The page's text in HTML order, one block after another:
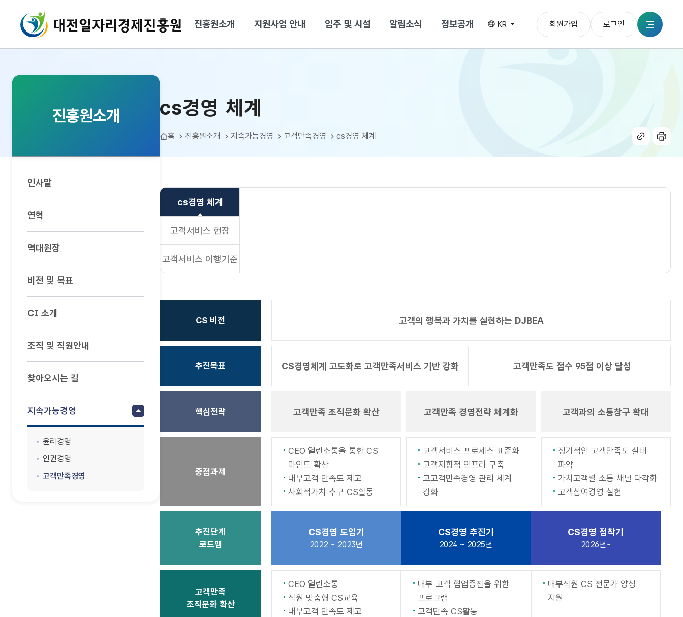
대전일자리경제진흥원 진흥원소개 지원사업 안내 입주 및 시설 알림소식 정보공개 KR 회원가입 로그인
전체메뉴
진흥원소개
인사말
연혁
역대원장
비전 및 목표
CI 소개
조직 및 직원안내
찾아오시는 길
지속가능경영
윤리경영
인권경영
고객만족경영
cs경영 체계
홈 진흥원소개 지속가능경영 고객만족경영 cs경영 체계
cs경영 체계
고객서비스 헌장
고객서비스 이행기준
CS 비전 고객의 행복과 가치를 실현하는 DJBEA
추진목표 CS경영체계 고도화로 고객만족서비스 기반 강화 고객만족도 점수 95점 이상 달성
핵심전략 고객만족 조직문화 확산 고객만족 경영전략 체계화 고객과의 소통창구 확대
중점과제
CEO 열린소통을 통한 CS
마인드 확산
내부고객 만족도 제고
사회적가치 추구 CS활동
고객서비스 프로세스 표준화
고객지향적 인프라 구축
고고객만족경영 관리 체계
강화
정기적인 고객만족도 실태
파악
가치고객별 소통 채널 다각화
고객참여경영 실현
추진단계
로드맵
CS경영 도입기
2022 ~ 2023년
CS경영 추진기
2024 ~ 2025년
CS경영 정착기
2026년~
고객만족
조직문화 확산
CEO 열린소통
직원 맞춤형 CS교육
내부고객 만족도 제고
내부 고객 협업증진을 위한
프로그램
고객만족 CS활동
내부직원 CS 전문가 양성
지원